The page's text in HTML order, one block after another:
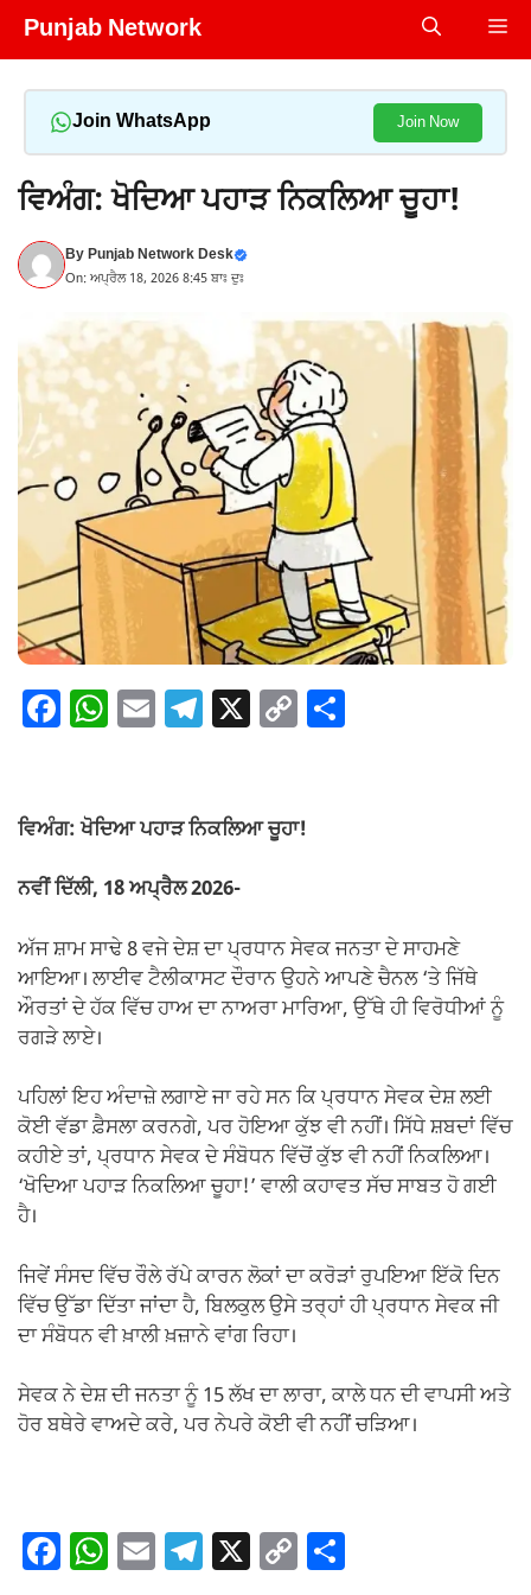
Skip
Punjab Network
Join WhatsApp Join Now
ਵਿਅੰਗ: ਖੋਦਿਆ ਪਹਾੜ ਨਿਕਲਿਆ ਚੂਹਾ!
ByPunjab Network Desk
On: ਅਪ੍ਰੈਲ 18, 2026 8:45 ਬਾਃ ਦੁਃ
F
e
o
o
k
W
s
p
p
E T
gr
m
X C
y
k
ਵਿਅੰਗ: ਖੋਦਿਆ ਪਹਾੜ ਨਿਕਲਿਆ ਚੂਹਾ!
ਨਵੀਂ ਦਿੱਲੀ, 18 ਅਪ੍ਰੈਲ 2026-
ਅੱਜ ਸ਼ਾਮ ਸਾਢੇ 8 ਵਜੇ ਦੇਸ਼ ਦਾ ਪ੍ਰਧਾਨ ਸੇਵਕ ਜਨਤਾ ਦੇ ਸਾਹਮਣੇ
ਆਇਆ। ਲਾਈਵ ਟੈਲੀਕਾਸਟ ਦੌਰਾਨ ਉਹਨੇ ਆਪਣੇ ਚੈਨਲ ‘ਤੇ ਜਿੱਥੇ
ਔਰਤਾਂ ਦੇ ਹੱਕ ਵਿੱਚ ਹਾਅ ਦਾ ਨਾਅਰਾ ਮਾਰਿਆ, ਉੱਥੇ ਹੀ ਵਿਰੋਧੀਆਂ ਨੂੰ
ਰਗੜੇ ਲਾਏ।
ਪਹਿਲਾਂ ਇਹ ਅੰਦਾਜ਼ੇ ਲਗਾਏ ਜਾ ਰਹੇ ਸਨ ਕਿ ਪ੍ਰਧਾਨ ਸੇਵਕ ਦੇਸ਼ ਲਈ
ਕੋਈ ਵੱਡਾ ਫ਼ੈਸਲਾ ਕਰਨਗੇ, ਪਰ ਹੋਇਆ ਕੁੱਝ ਵੀ ਨਹੀਂ। ਸਿੱਧੇ ਸ਼ਬਦਾਂ ਵਿੱਚ
ਕਹੀਏ ਤਾਂ, ਪ੍ਰਧਾਨ ਸੇਵਕ ਦੇ ਸੰਬੋਧਨ ਵਿੱਚੋਂ ਕੁੱਝ ਵੀ ਨਹੀਂ ਨਿਕਲਿਆ।
‘ਖੋਦਿਆ ਪਹਾੜ ਨਿਕਲਿਆ ਚੂਹਾ!’ ਵਾਲੀ ਕਹਾਵਤ ਸੱਚ ਸਾਬਤ ਹੋ ਗਈ
ਹੈ।
ਜਿਵੇਂ ਸੰਸਦ ਵਿੱਚ ਰੌਲੇ ਰੱਪੇ ਕਾਰਨ ਲੋਕਾਂ ਦਾ ਕਰੋੜਾਂ ਰੁਪਇਆ ਇੱਕੋ ਦਿਨ
ਵਿੱਚ ਉੱਡਾ ਦਿੱਤਾ ਜਾਂਦਾ ਹੈ, ਬਿਲਕੁਲ ਉਸੇ ਤਰ੍ਹਾਂ ਹੀ ਪ੍ਰਧਾਨ ਸੇਵਕ ਜੀ
ਦਾ ਸੰਬੋਧਨ ਵੀ ਖ਼ਾਲੀ ਖ਼ਜ਼ਾਨੇ ਵਾਂਗ ਰਿਹਾ।
ਸੇਵਕ ਨੇ ਦੇਸ਼ ਦੀ ਜਨਤਾ ਨੂੰ 15 ਲੱਖ ਦਾ ਲਾਰਾ, ਕਾਲੇ ਧਨ ਦੀ ਵਾਪਸੀ ਅਤੇ
ਹੋਰ ਬਥੇਰੇ ਵਾਅਦੇ ਕਰੇ, ਪਰ ਨੇਪਰੇ ਕੋਈ ਵੀ ਨਹੀਂ ਚੜਿਆ।
F W E T X C